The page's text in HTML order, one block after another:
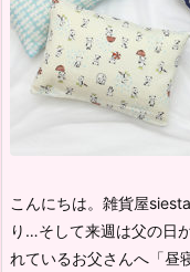
こんにちは。雑貨屋
り…そして来週は父の日
れているお父さんへ「昼